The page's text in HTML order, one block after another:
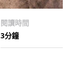
閱讀時間
3分鐘